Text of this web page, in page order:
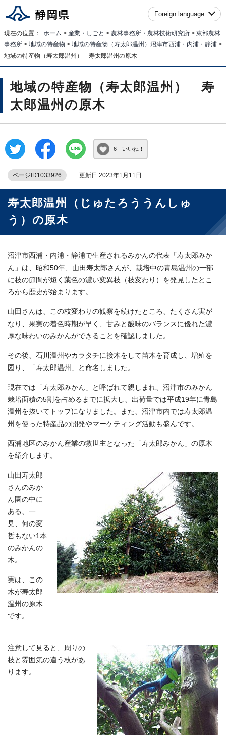
Foreign language
現在の位置： ホーム > 産業・しごと > 農林事務所・農林技術研究所 > 東部農林
事務所 > 地域の特産物 > 地域の特産物（寿太郎温州）沼津市西浦・内浦・静浦 >
地域の特産物（寿太郎温州） 寿太郎温州の原木
地域の特産物（寿太郎温州） 寿
太郎温州の原木
6 いいね！
ページID1033926 更新日 2023年1月11日
寿太郎温州（じゅたろううんしゅ
う）の原木
沼津市西浦・内浦・静浦で生産されるみかんの代表「寿太郎みか
ん」は、昭和50年、山田寿太郎さんが、栽培中の青島温州の一部
に枝の節間が短く葉色の濃い変異枝（枝変わり）を発見したとこ
ろから歴史が始まります。
山田さんは、この枝変わりの観察を続けたところ、たくさん実が
なり、果実の着色時期が早く、甘みと酸味のバランスに優れた濃
厚な味わいのみかんができることを確認しました。
その後、石川温州やカラタチに接木をして苗木を育成し、増殖を
図り、「寿太郎温州」と命名しました。
現在では「寿太郎みかん」と呼ばれて親しまれ、沼津市のみかん
栽培面積の5割を占めるまでに拡大し、出荷量では平成19年に青島
温州を抜いてトップになりました。また、沼津市内では寿太郎温
州を使った特産品の開発やマーケティング活動も盛んです。
西浦地区のみかん産業の救世主となった「寿太郎みかん」の原木
を紹介します。
山田寿太郎
さんのみか
ん園の中に
ある、一
見、何の変
哲もない1本
のみかんの
木。
実は、この
木が寿太郎
温州の原木
です。
注意して見ると、周りの
枝と雰囲気の違う枝があ
ります。